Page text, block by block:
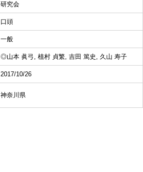
研究会
口頭
一般
◎山本 眞弓, 植村 貞繁, 吉田 篤史, 久山 寿子
2017/10/26
神奈川県